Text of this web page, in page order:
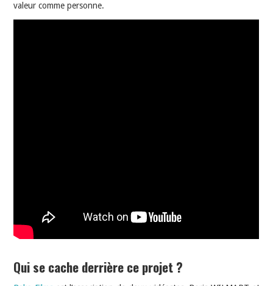
valeur comme personne.
Qui se cache derrière ce projet ?